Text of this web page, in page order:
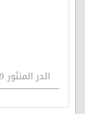
الدر المنثور 09